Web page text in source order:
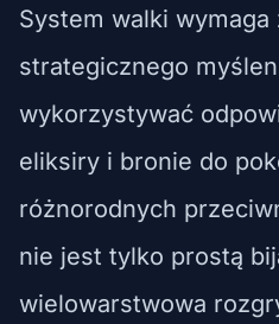
System walki
strategicznego
wykorzystywać
eliksiry i bronie do
różnorodnych
nie jest tylko prostą
wielowarstwowa